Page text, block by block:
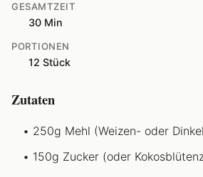
GESAMTZEIT
30 Min
PORTIONEN
12 Stück
Zutaten
250g Mehl (Weizen- oder
150g Zucker (oder